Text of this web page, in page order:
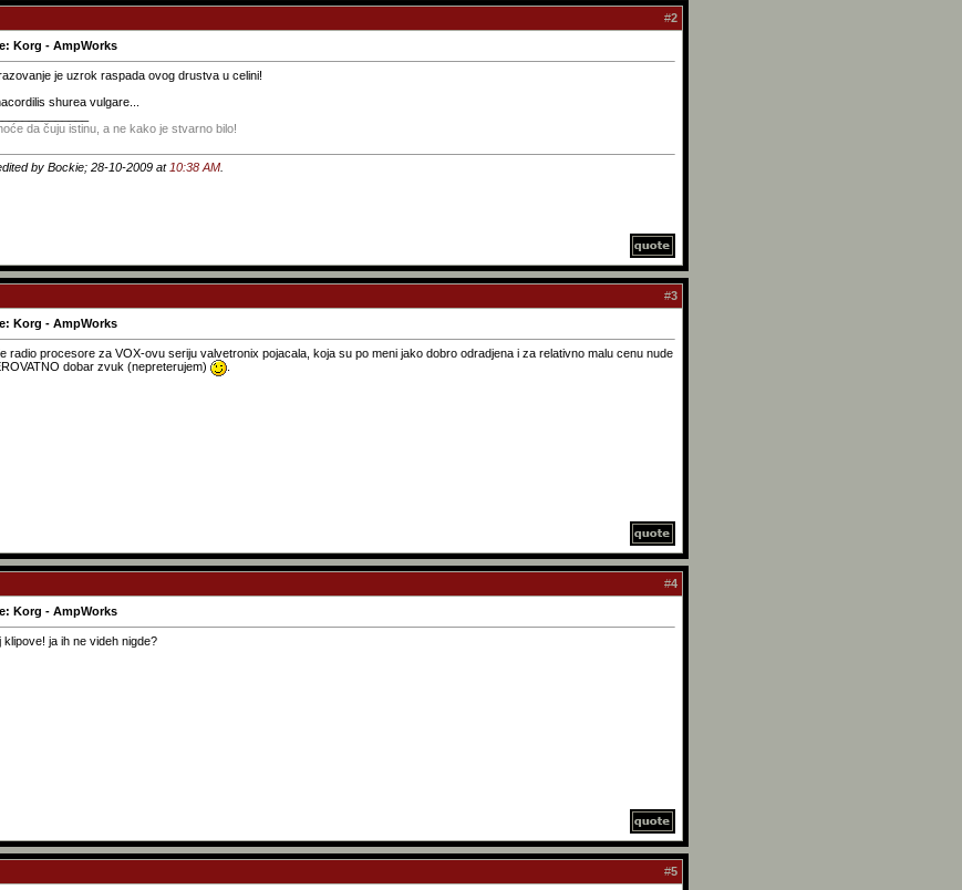
#2
Korg - AmpWorks
je uzrok raspada ovog drustva u celini!
shurea vulgare...
da čuju istinu, a ne kako je stvarno bilo!
by Bockie; 28-10-2009 at 10:38 AM
#3
Korg - AmpWorks
radio procesore za VOX-ovu seriju valvetronix pojacala, koja su po meni jako dobro odradjena i za relativno malu cenu nude
dobar zvuk (nepreterujem)
#4
Korg - AmpWorks
klipove! ja ih ne videh nigde?
#5